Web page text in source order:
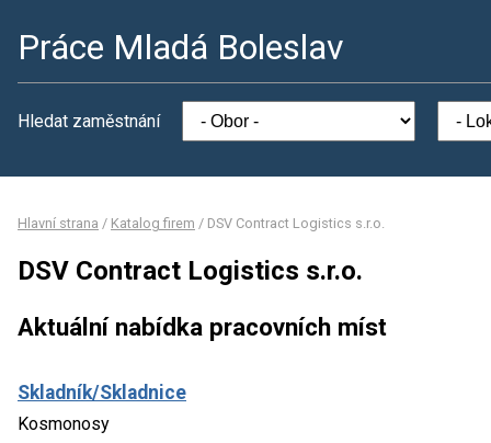
Práce Mladá Boleslav
Hledat zaměstnání
Hlavní strana / Katalog firem / DSV Contract Logistics s.r.o.
DSV Contract Logistics s.r.o.
Aktuální nabídka pracovních míst
Skladník/Skladnice
Kosmonosy